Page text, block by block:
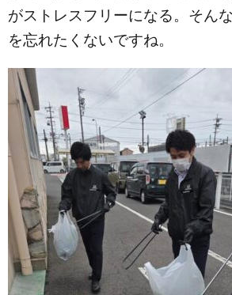
がストレスフリーになる。そん
を忘れたくないですね。